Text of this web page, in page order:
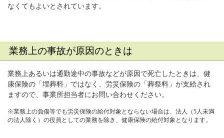
なくてもよいとされています。
業務上の事故が原因のときは
業務上あるいは通勤途中の事故などが原因で死亡したときは、健
康保険の「埋葬料」ではなく、労災保険の「葬祭料」が支給され
ますので、事業所担当者にお問い合わせください。
※業務上の負傷等でも労災保険の給付対象とならない場合は、法人（5人未満
の法人除く）の役員としての業務を除き、健康保険の給付対象となります。